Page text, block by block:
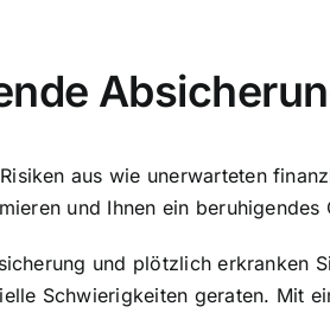
aus wie unerwarteten
und Ihnen ein
und plötzlich erkranken
Schwierigkeiten geraten. Mit